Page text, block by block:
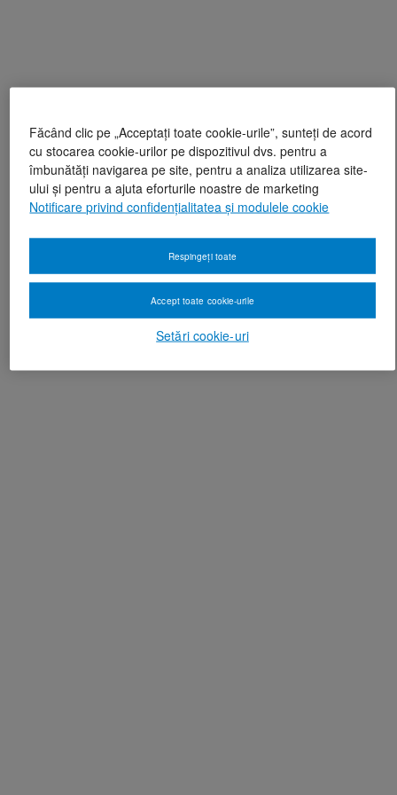
Făcând clic pe „Acceptați toate cookie-urile”, sunteți de acord
cu stocarea cookie-urilor pe dispozitivul dvs. pentru a
îmbunătăți navigarea pe site, pentru a analiza utilizarea site-
ului și pentru a ajuta eforturile noastre de marketing
Notificare privind confidențialitatea și modulele cookie
Setări cookie-uri
Respingeți toate
Accept toate cookie-urile